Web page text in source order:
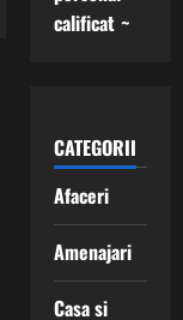
calificat ~
CATEGORII
Afaceri
Amenajari
Casa si